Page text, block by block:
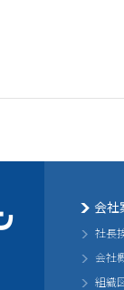
会社
社長
会社
組織